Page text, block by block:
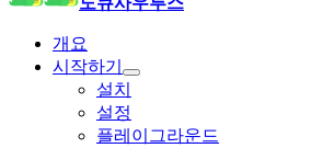
개요
시작하기
설치
설정
플레이그라운드